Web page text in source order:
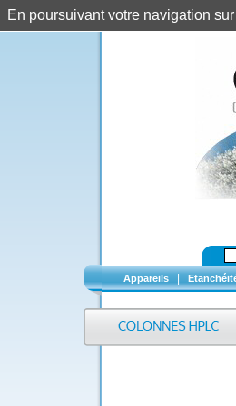
Appareils
En poursuivant votre navigation